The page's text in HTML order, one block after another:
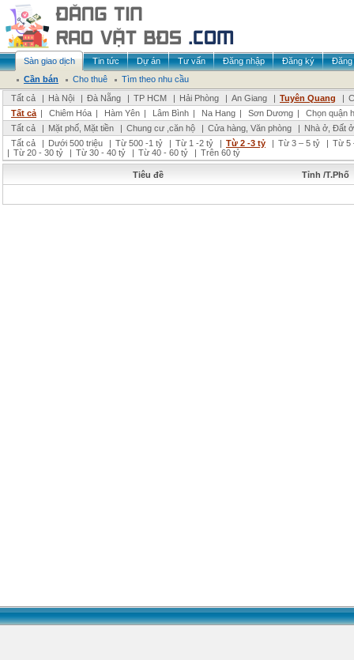
Sàn giao dịch Tin tức Dự án Tư vấn Đăng nhập Đăng ký
Đăng
Cần bán
Cho thuê
Tìm theo nhu cầu
Tất cả
| Hà Nội | Đà Nẵng | TP HCM | Hải Phòng | An Giang | Tuyên Quang |
Tất cả | Chiêm Hóa | Hàm Yên | Lâm Bình | Na Hang | Sơn Dương |
Chọn quận
Tất cả
| Mặt phố, Mặt tiền | Chung cư ,căn hộ | Cửa hàng, Văn phòng | Nhà ở, Đất ở
Tất cả
| Dưới 500 triệu | Từ 500 -1 tỷ | Từ 1 -2 tỷ | Từ 2 -3 tỷ | Từ 3 – 5 tỷ | Từ 5
| Từ 20 - 30 tỷ | Từ 30 - 40 tỷ | Từ 40 - 60 tỷ | Trên 60 tỷ
Tiêu đề Tỉnh /T.Phố